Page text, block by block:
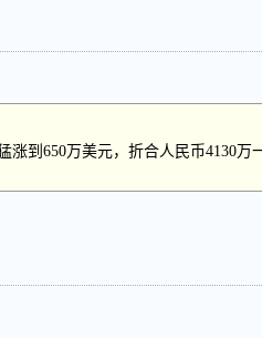
涨到650万美元，折合人民币4130万